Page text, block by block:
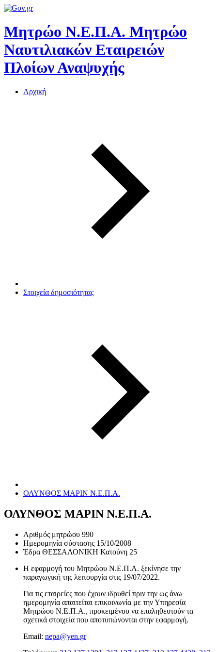
Μητρώο Ν.Ε.Π.Α. Μητρώο
Ναυτιλιακών Εταιρειών
Πλοίων Αναψυχής
Αρχική
Στοιχεία δημοσιότητας
ΟΛΥΝΘΟΣ ΜΑΡΙΝ Ν.Ε.Π.Α.
ΟΛΥΝΘΟΣ ΜΑΡΙΝ Ν.Ε.Π.Α.
Αριθμός μητρώου 990
Ημερομηνία σύστασης 15/10/2008
Έδρα ΘΕΣΣΑΛΟΝΙΚΗ Κατούνη 25
Η εφαρμογή του Μητρώου Ν.Ε.Π.Α. ξεκίνησε την
παραγωγική της λειτουργία στις 19/07/2022.
Για τις εταιρείες που έχουν ιδρυθεί πριν την ως άνω
ημερομηνία απαιτείται επικοινωνία με την Υπηρεσία
Μητρώου Ν.Ε.Π.Α., προκειμένου να επαληθευτούν τα
σχετικά στοιχεία που αποτυπώνονται στην εφαρμογή.
Email: nepa@yen.gr